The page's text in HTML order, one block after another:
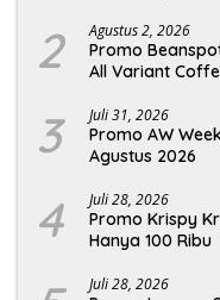
2 Agustus 2, 2026
Promo
All Variant
3 Juli 31, 2026
Promo AW
Agustus 2026
4 Juli 28, 2026
Promo Krispy
Hanya 100 Ribu
Juli 28, 2026